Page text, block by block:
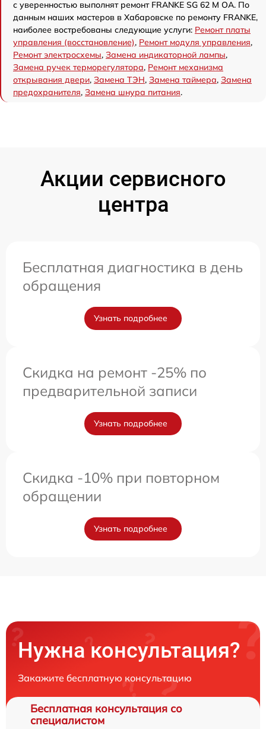
с уверенностью выполнят ремонт FRANKE SG 62 M OA. По
данным наших мастеров в Хабаровске по ремонту FRANKE,
наиболее востребованы следующие услуги: Ремонт платы
управления (восстановление), Ремонт модуля управления,
Ремонт электросхемы, Замена индикаторной лампы,
Замена ручек терморегулятора, Ремонт механизма
открывания двери, Замена ТЭН, Замена таймера, Замена
предохранителя, Замена шнура питания.
Акции сервисного
центра
Бесплатная диагностика в день
обращения
Узнать подробнее
Скидка на ремонт -25% по
предварительной записи
Узнать подробнее
Скидка -10% при повторном
обращении
Узнать подробнее
Нужна консультация?
Закажите бесплатную консультацию
Бесплатная консультация со
специалистом